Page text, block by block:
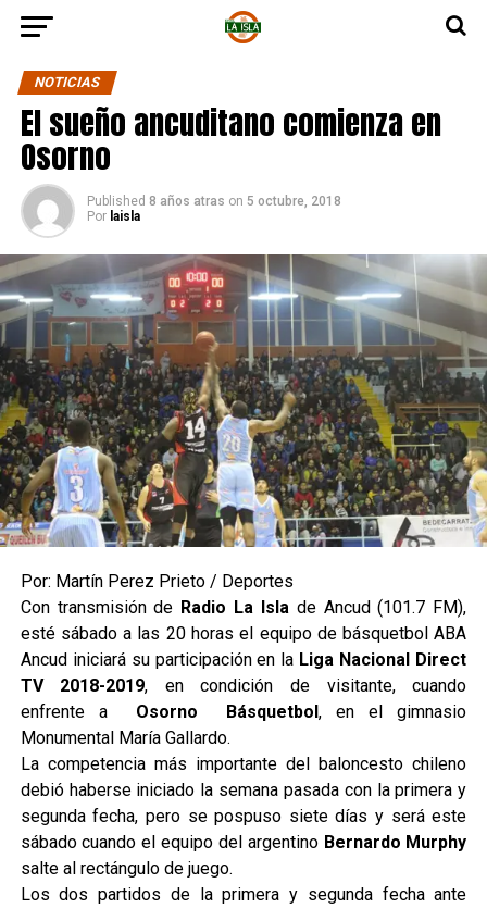
NOTICIAS
El sueño ancuditano comienza en
Osorno
Published 8 años atras on 5 octubre, 2018
Por laisla
Por: Martín Perez Prieto / Deportes
Con transmisión de Radio La Isla de Ancud (101.7 FM),
esté sábado a las 20 horas el equipo de básquetbol ABA
Ancud iniciará su participación en la Liga Nacional Direct
TV
2018-2019, en condición de visitante, cuando
enfrente a Osorno Básquetbol, en el gimnasio
Monumental María Gallardo.
La competencia más importante del baloncesto chileno
debió haberse iniciado la semana pasada con la primera y
segunda fecha, pero se pospuso siete días y será este
sábado cuando el equipo del argentino Bernardo Murphy
salte al rectángulo de juego.
Los dos partidos de la primera y segunda fecha ante